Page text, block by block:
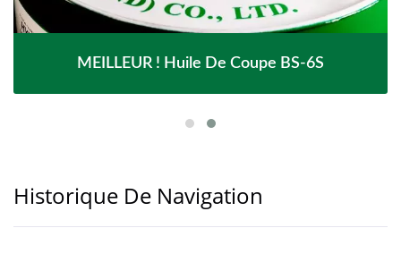
MEILLEUR ! Huile De Coupe BS-6S
Historique De Navigation